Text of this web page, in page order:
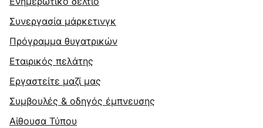
Συνεργασία μάρκετινγκ
Πρόγραμμα θυγατρικών
Εταιρικός πελάτης
Εργαστείτε μαζί μας
Συμβουλές & οδηγός έμπνευσης
Αίθουσα Τύπου